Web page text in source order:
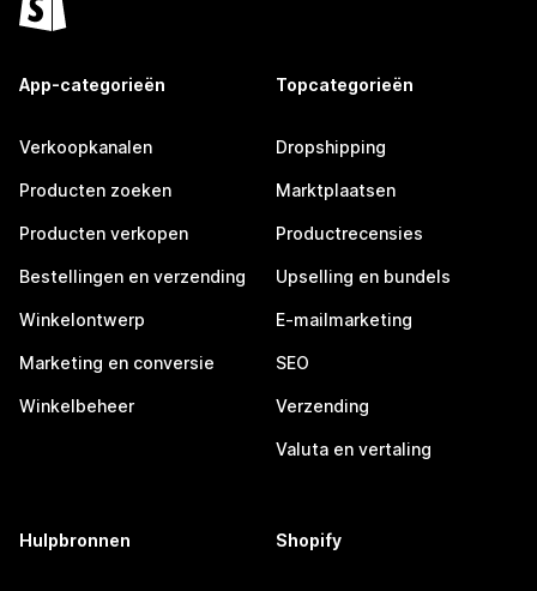
App-categorieën
Verkoopkanalen
Producten zoeken
Producten verkopen
Bestellingen en verzending
Winkelontwerp
Marketing en conversie
Winkelbeheer
Topcategorieën
Dropshipping
Marktplaatsen
Productrecensies
Upselling en bundels
E-mailmarketing
SEO
Verzending
Valuta en vertaling
Hulpbronnen Shopify